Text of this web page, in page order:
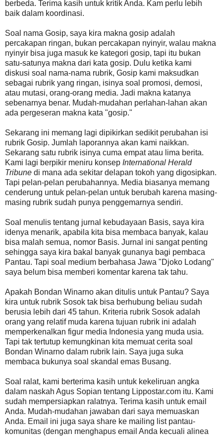
berbeda. Terima kasih untuk kritik Anda. Kam perlu lebih
baik dalam koordinasi.
Soal nama Gosip, saya kira makna gosip adalah
percakapan ringan, bukan percakapan nyinyir, walau makna
nyinyir bisa juga masuk ke kategori gosip, tapi itu bukan
satu-satunya makna dari kata gosip. Dulu ketika kami
diskusi soal nama-nama rubrik, Gosip kami maksudkan
sebagai rubrik yang ringan, isinya soal promosi, demosi,
atau mutasi, orang-orang media. Jadi makna katanya
sebenarnya benar. Mudah-mudahan perlahan-lahan akan
ada pergeseran makna kata "gosip."
Sekarang ini memang lagi dipikirkan sedikit perubahan isi
rubrik Gosip. Jumlah laporannya akan kami naikkan.
Sekarang satu rubrik isinya cuma empat atau lima berita.
Kami lagi berpikir meniru konsep International Herald
Tribune di mana ada sekitar delapan tokoh yang digosipkan.
Tapi pelan-pelan perubahannya. Media biasanya memang
cenderung untuk pelan-pelan untuk berubah karena masing-
masing rubrik sudah punya penggemarnya sendiri.
Soal menulis tentang jurnal kebudayaan Basis, saya kira
idenya menarik, apabila kita bisa membaca banyak, kalau
bisa malah semua, nomor Basis. Jurnal ini sangat penting
sehingga saya kira bakal banyak gunanya bagi pembaca
Pantau. Tapi soal medium berbahasa Jawa "Djoko Lodang"
saya belum bisa memberi komentar karena tak tahu.
Apakah Bondan Winarno akan ditulis untuk Pantau? Saya
kira untuk rubrik Sosok tak bisa berhubung beliau sudah
berusia lebih dari 45 tahun. Kriteria rubrik Sosok adalah
orang yang relatif muda karena tujuan rubrik ini adalah
memperkenalkan figur media Indonesia yang muda usia.
Tapi tak tertutup kemungkinan kita memuat cerita soal
Bondan Winarno dalam rubrik lain. Saya juga suka
membaca bukunya soal skandal emas Busang.
Soal ralat, kami berterima kasih untuk kekeliruan angka
dalam naskah Agus Sopian tentang Lippostar.com itu. Kami
sudah mempersiapkan ralatnya. Terima kasih untuk email
Anda. Mudah-mudahan jawaban dari saya memuaskan
Anda. Email ini juga saya share ke mailing list pantau-
komunitas (dengan menghapus email Anda kecuali alinea